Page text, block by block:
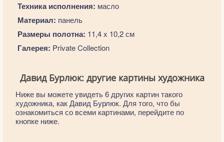
Техника исполнения: масло
Материал: панель
Размеры полотна: 11,4 x 10,2 см
Галерея: Private Collection
Давид Бурлюк: другие картины художника
Ниже вы можете увидеть 6 других картин такого
художника, как Давид Бурлюк. Для того, что бы
ознакомиться со всеми картинами, перейдите по
кнопке ниже.